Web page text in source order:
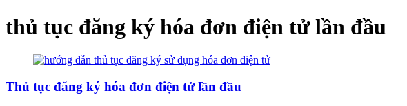
thủ tục đăng ký hóa đơn điện tử lần đầu
Thủ tục đăng ký hóa đơn điện tử lần đầu